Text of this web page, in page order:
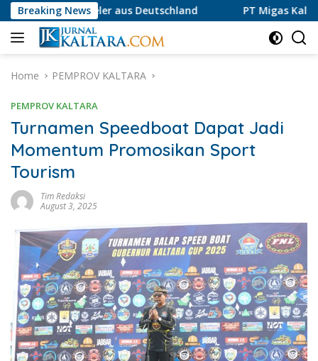
Skip
to
content
Breaking News
aus Deutschland PT Migas Kaltara Jaya
Home PEMPROV KALTARA
PEMPROV KALTARA
Turnamen Speedboat Dapat Jadi
Momentum Promosikan Sport
Tourism
Tim Redaksi
August 3, 2025